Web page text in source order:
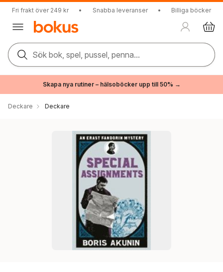
Fri frakt över 249 kr • Snabba leveranser • Billiga böcker
Sök bok, spel, pussel, penna...
Skapa nya rutiner – hälsoböcker upp till 50% →
Deckare Deckare